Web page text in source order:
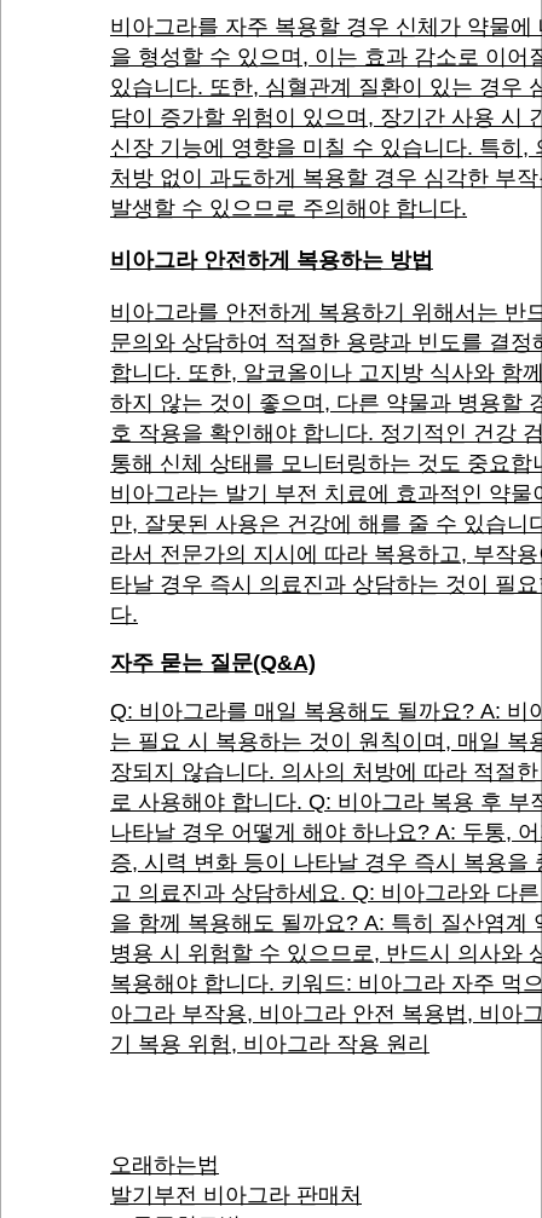
비아그라를 자주 복용할 경우 신체가 약물에
을 형성할 수 있으며, 이는 효과 감소로 이어
있습니다. 또한, 심혈관계 질환이 있는 경우
담이 증가할 위험이 있으며, 장기간 사용 시
신장 기능에 영향을 미칠 수 있습니다. 특히,
처방 없이 과도하게 복용할 경우 심각한 부
발생할 수 있으므로 주의해야 합니다.
비아그라 안전하게 복용하는 방법
비아그라를 안전하게 복용하기 위해서는 반
문의와 상담하여 적절한 용량과 빈도를 결정
합니다. 또한, 알코올이나 고지방 식사와 함
하지 않는 것이 좋으며, 다른 약물과 병용할
호 작용을 확인해야 합니다. 정기적인 건강
통해 신체 상태를 모니터링하는 것도 중요합
비아그라는 발기 부전 치료에 효과적인 약물
만, 잘못된 사용은 건강에 해를 줄 수 있습니
라서 전문가의 지시에 따라 복용하고, 부작
타날 경우 즉시 의료진과 상담하는 것이 필
다.
자주 묻는 질문(Q&A)
Q: 비아그라를 매일 복용해도 될까요? A: 비
는 필요 시 복용하는 것이 원칙이며, 매일 복
장되지 않습니다. 의사의 처방에 따라 적절
로 사용해야 합니다. Q: 비아그라 복용 후 부
나타날 경우 어떻게 해야 하나요? A: 두통,
증, 시력 변화 등이 나타날 경우 즉시 복용을
고 의료진과 상담하세요. Q: 비아그라와 다
을 함께 복용해도 될까요? A: 특히 질산염계
병용 시 위험할 수 있으므로, 반드시 의사와
복용해야 합니다. 키워드: 비아그라 자주 먹
아그라 부작용, 비아그라 안전 복용법, 비아
기 복용 위험, 비아그라 작용 원리
오래하는법
발기부전 비아그라 판매처